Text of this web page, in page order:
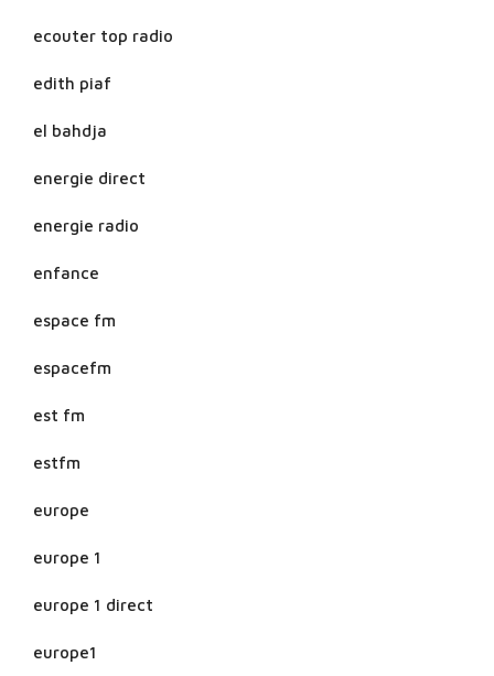
ecouter top radio
edith piaf
el bahdja
energie direct
energie radio
enfance
espace fm
espacefm
est fm
estfm
europe
europe 1
europe 1 direct
europe1